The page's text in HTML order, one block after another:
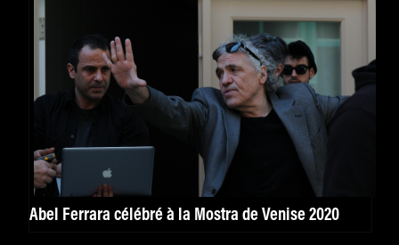
Abel Ferrara célébré à la Mostra de Venise 2020